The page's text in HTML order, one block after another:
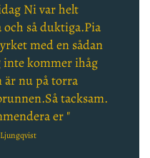
Ni var helt
så duktiga.Pia
med en sådan
inte kommer ihåg
är nu på torra
tacksam.
er "